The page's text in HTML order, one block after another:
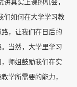
真实上课的机会，
们如何在大学学习教
，让我们在日后的
当然，大学里学习
师姐鼓励我们在实
学所需要的能力，